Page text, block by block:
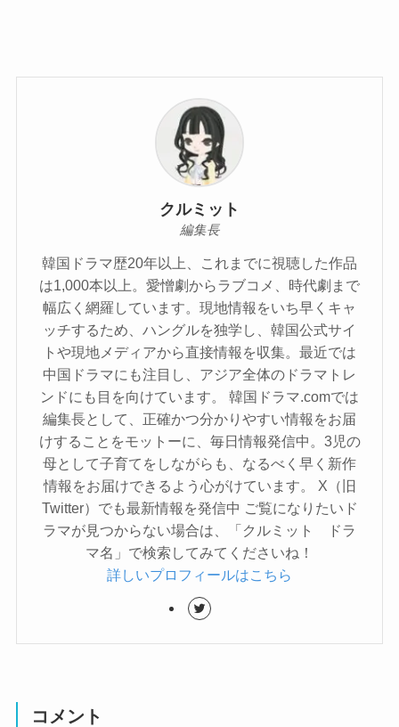
クルミット
編集長
韓国ドラマ歴20年以上、これまでに視聴した作品
は1,000本以上。愛憎劇からラブコメ、時代劇まで
幅広く網羅しています。現地情報をいち早くキャ
ッチするため、ハングルを独学し、韓国公式サイ
トや現地メディアから直接情報を収集。最近では
中国ドラマにも注目し、アジア全体のドラマトレ
ンドにも目を向けています。 韓国ドラマ.comでは
編集長として、正確かつ分かりやすい情報をお届
けすることをモットーに、毎日情報発信中。3児の
母として子育てをしながらも、なるべく早く新作
情報をお届けできるよう心がけています。 X（旧
Twitter）でも最新情報を発信中 ご覧になりたいド
ラマが見つからない場合は、「クルミット ドラ
マ名」で検索してみてくださいね！
詳しいプロフィールはこちら
コメント